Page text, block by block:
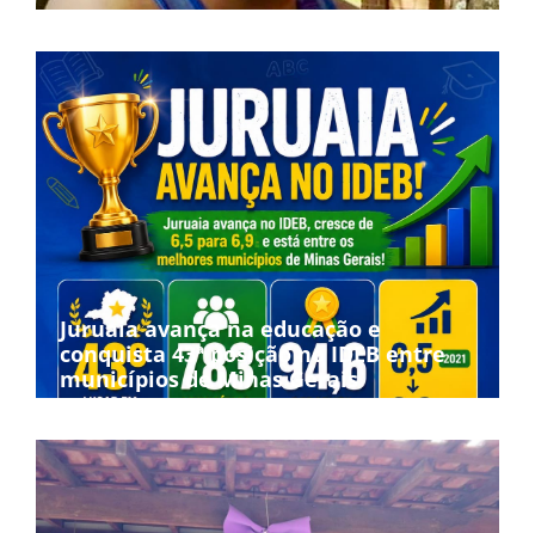
Juruaia avança na educação e
conquista 43ª posição no IDEB entre
municípios de Minas Gerais